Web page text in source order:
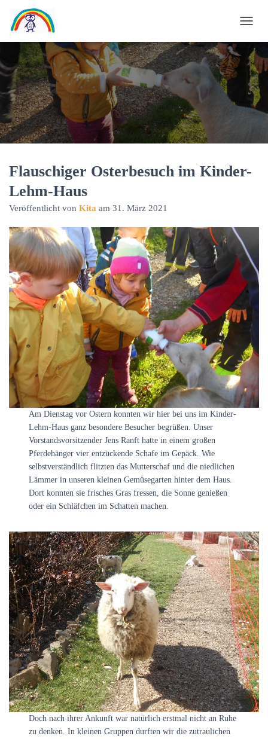
A
V
G
A
T
M
A
T
N
Flauschiger Osterbesuch im Kinder-
Lehm-Haus
Veröffentlicht von Kita am 31. März 2021
Am Dienstag vor Ostern konnten wir hier bei uns im Kinder-
Lehm-Haus ganz besondere Besucher begrüßen. Unser
Vorstandsvorsitzender Jens Ranft hatte in einem großen
Pferdehänger vier entzückende Schafe im Gepäck. Wie
selbstverständlich flitzten das Mutterschaf und die niedlichen
Lämmer in unseren kleinen Gemüsegarten hinter dem Haus.
Dort konnten sie frisches Gras fressen, die Sonne genießen
oder ein Schläfchen im Schatten machen.
Doch nach ihrer Ankunft war natürlich erstmal nicht an Ruhe
zu denken. In kleinen Gruppen durften wir die zutraulichen